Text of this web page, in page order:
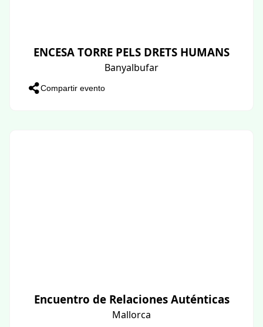
ENCESA TORRE PELS DRETS HUMANS
Banyalbufar
Compartir evento
Encuentro de Relaciones Auténticas
Mallorca